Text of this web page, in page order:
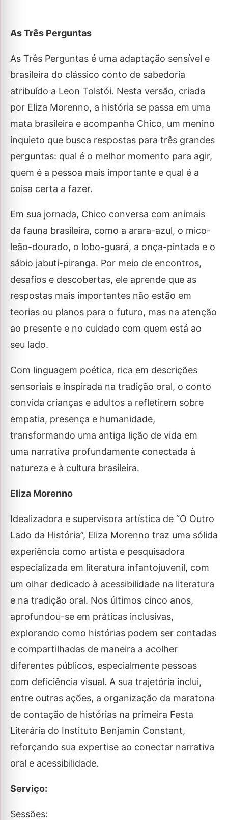
As Três Perguntas
As Três Perguntas é uma adaptação sensível e
brasileira do clássico conto de sabedoria
atribuído a Leon Tolstói. Nesta versão, criada
por Eliza Morenno, a história se passa em uma
mata brasileira e acompanha Chico, um menino
inquieto que busca respostas para três grandes
perguntas: qual é o melhor momento para agir,
quem é a pessoa mais importante e qual é a
coisa certa a fazer.
Em sua jornada, Chico conversa com animais
da fauna brasileira, como a arara-azul, o mico-
leão-dourado, o lobo-guará, a onça-pintada e o
sábio jabuti-piranga. Por meio de encontros,
desafios e descobertas, ele aprende que as
respostas mais importantes não estão em
teorias ou planos para o futuro, mas na atenção
ao presente e no cuidado com quem está ao
seu lado.
Com linguagem poética, rica em descrições
sensoriais e inspirada na tradição oral, o conto
convida crianças e adultos a refletirem sobre
empatia, presença e humanidade,
transformando uma antiga lição de vida em
uma narrativa profundamente conectada à
natureza e à cultura brasileira.
Eliza Morenno
Idealizadora e supervisora artística de “O Outro
Lado da História”, Eliza Morenno traz uma sólida
experiência como artista e pesquisadora
especializada em literatura infantojuvenil, com
um olhar dedicado à acessibilidade na literatura
e na tradição oral. Nos últimos cinco anos,
aprofundou-se em práticas inclusivas,
explorando como histórias podem ser contadas
e compartilhadas de maneira a acolher
diferentes públicos, especialmente pessoas
com deficiência visual. A sua trajetória inclui,
entre outras ações, a organização da maratona
de contação de histórias na primeira Festa
Literária do Instituto Benjamin Constant,
reforçando sua expertise ao conectar narrativa
oral e acessibilidade.
Serviço:
Sessões: